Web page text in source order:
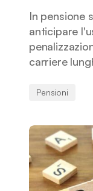
In pensione
anticipare
carriere
Pensioni